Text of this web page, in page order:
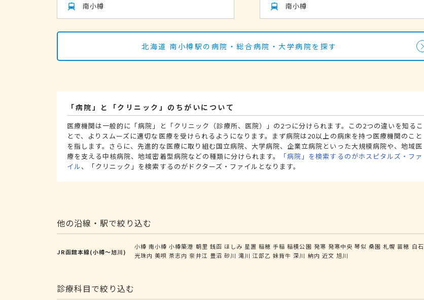
南小樽
南小樽
北海道 南小樽駅の病院・総合病院・大学病院を探す
「病院」と「クリニック」のちがいについて
医療機関は一般的に「病院」と「クリニック（診療所、医院）」の2つに分けられます。この2つの違いを知るこ
とで、よりスムーズに適切な医療を受けられるようになります。まず病院は20以上の病床を持つ医療機関のこと
を指します。さらに、先進的な医療に取り組む国立病院、大学病院、企業立病院といった大規模病院や、地域医
療を支える中核病院、地域密着型病院などの種類に分けられます。
「病院」を検索するのがホスピタルズ・ファ
イル、「クリニック」を検索するのがドクターズ・ファイルとなります。
他の沿線・駅で絞り込む
JR函館本線(小樽～旭川)
小樽 南小樽 小樽築港 朝里 銭函 ほしみ 星置 稲穂 手稲 稲積公園 発寒 発寒中央 琴似 桑園 札幌 苗穂 白石
光珠内 美唄 茶志内 奈井江 豊沼 砂川 滝川 江部乙 妹背牛 深川 納内 近文 旭川
診療科目で絞り込む